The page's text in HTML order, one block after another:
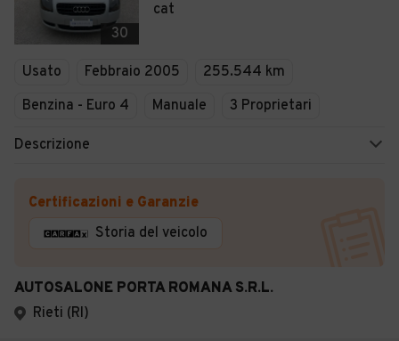
Camper
Veicoli Commerciali
30
cat
Usato Febbraio 2005
255.544 km
Benzina - Euro 4
Manuale 3 Proprietari
Descrizione
Certificazioni e Garanzie
Storia del veicolo
AUTOSALONE PORTA ROMANA S.R.L.
Rieti (RI)